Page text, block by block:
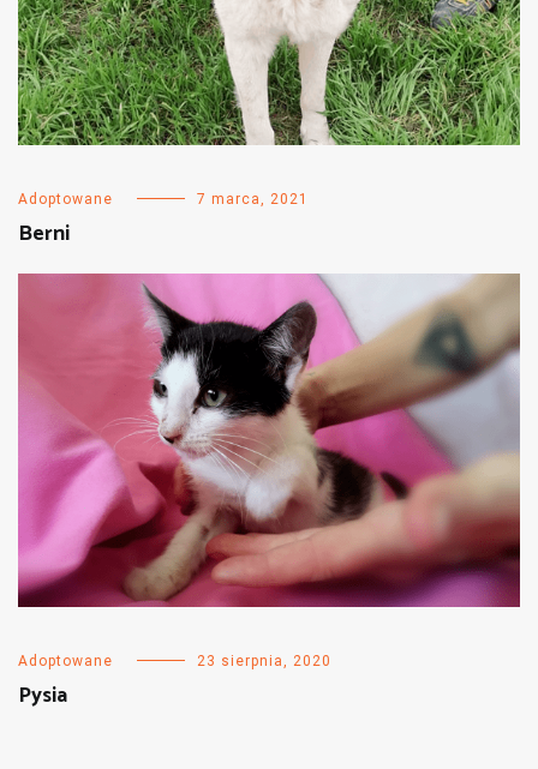
Adoptowane 7 marca, 2021
Berni
Adoptowane 23 sierpnia, 2020
Pysia